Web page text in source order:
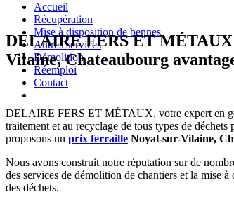
Accueil
Récupération
Mise à disposition de bennes
Autres services
Démolition
Réemploi
Contact
DELAIRE FERS ET
Vilaine, Chateaubourg
DELAIRE FERS ET MÉTAUX, votre expert en
traitement et au recyclage de tous types de
proposons un prix ferraille Noyal-sur-Vilaine,
Nous avons construit notre réputation sur de
des services de démolition de chantiers et la mise
des déchets.